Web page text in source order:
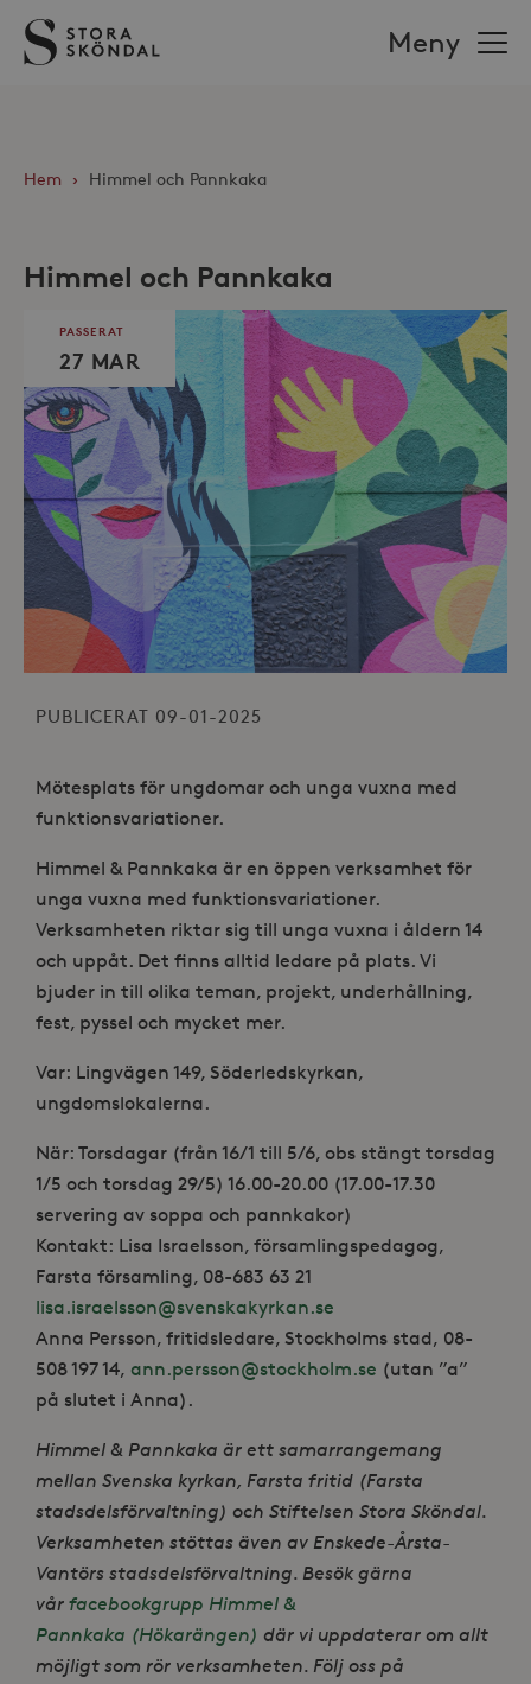
Stora
Sköndal
Meny
Hem › Himmel och Pannkaka
Himmel och Pannkaka
PASSERAT
27 MAR
PUBLICERAT 09-01-2025
Mötesplats för ungdomar och unga vuxna med
funktionsvariationer.
Himmel & Pannkaka är en öppen verksamhet för
unga vuxna med funktionsvariationer.
Verksamheten riktar sig till unga vuxna i åldern 14
och uppåt. Det finns alltid ledare på plats. Vi
bjuder in till olika teman, projekt, underhållning,
fest, pyssel och mycket mer.
Var: Lingvägen 149, Söderledskyrkan,
ungdomslokalerna.
När: Torsdagar (från 16/1 till 5/6, obs stängt torsdag
1/5 och torsdag 29/5) 16.00-20.00 (17.00-17.30
servering av soppa och pannkakor)
Kontakt: Lisa Israelsson, församlingspedagog,
Farsta församling, 08-683 63 21
lisa.israelsson@svenskakyrkan.se
Anna Persson, fritidsledare, Stockholms stad, 08-
508 197 14, ann.persson@stockholm.se (utan ”a”
på slutet i Anna).
Himmel & Pannkaka är ett samarrangemang
mellan Svenska kyrkan, Farsta fritid (Farsta
stadsdelsförvaltning) och Stiftelsen Stora Sköndal.
Verksamheten stöttas även av Enskede-Årsta-
Vantörs stadsdelsförvaltning. Besök gärna
vår facebookgrupp Himmel &
Pannkaka (Hökarängen) där vi uppdaterar om allt
möjligt som rör verksamheten. Följ oss på